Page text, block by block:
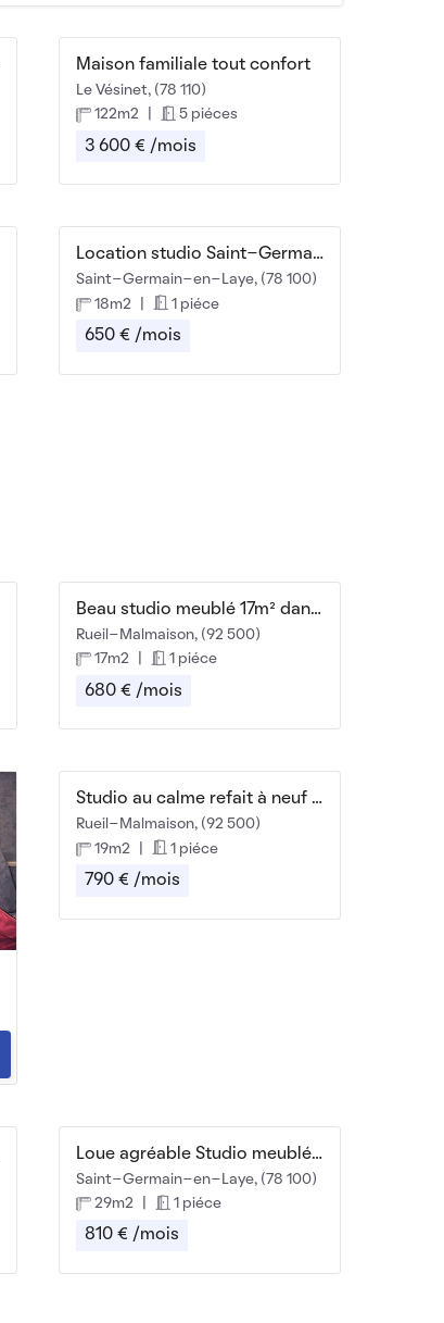
Maison familiale tout confort
Le Vésinet, (78 110)
122m2
5 piéces
3 600 € /mois
Location studio Saint-Germain-en-Laye
Saint-Germain-en-Laye, (78 100)
18m2
1 piéce
650 € /mois
Beau studio meublé 17m² dans résidence sécurisée
Rueil-Malmaison, (92 500)
17m2
1 piéce
680 € /mois
Studio au calme refait à neuf à 1 mn station RER A
Rueil-Malmaison, (92 500)
19m2
1 piéce
790 € /mois
Loue agréable Studio meublé 29 m²
Saint-Germain-en-Laye, (78 100)
29m2
1 piéce
810 € /mois